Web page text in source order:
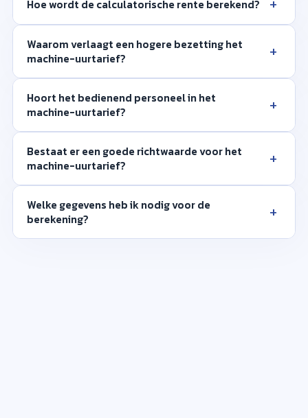
Hoe wordt de calculatorische rente berekend?
Waarom verlaagt een hogere bezetting het
machine-uurtarief?
+
Hoort het bedienend personeel in het
machine-uurtarief?
+
Bestaat er een goede richtwaarde voor het
machine-uurtarief?
+
Welke gegevens heb ik nodig voor de
berekening?
+